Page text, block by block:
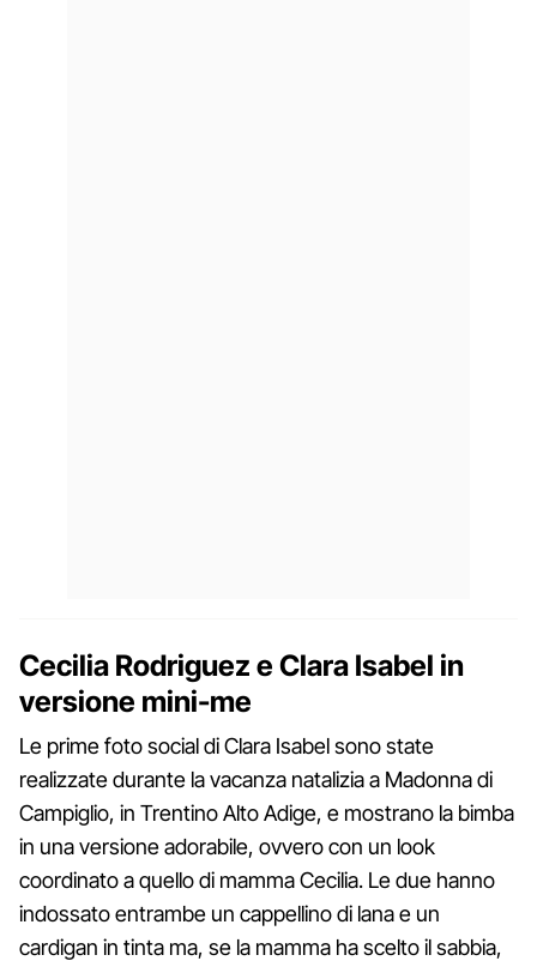
Cecilia Rodriguez e Clara Isabel in
versione mini-me
Le prime foto social di Clara Isabel sono state
realizzate durante la vacanza natalizia a Madonna di
Campiglio, in Trentino Alto Adige, e mostrano la bimba
in una versione adorabile, ovvero con un look
coordinato a quello di mamma Cecilia. Le due hanno
indossato entrambe un cappellino di lana e un
cardigan in tinta ma, se la mamma ha scelto il sabbia,